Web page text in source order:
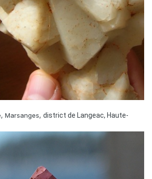
Marsanges, district de Langeac, Haute-